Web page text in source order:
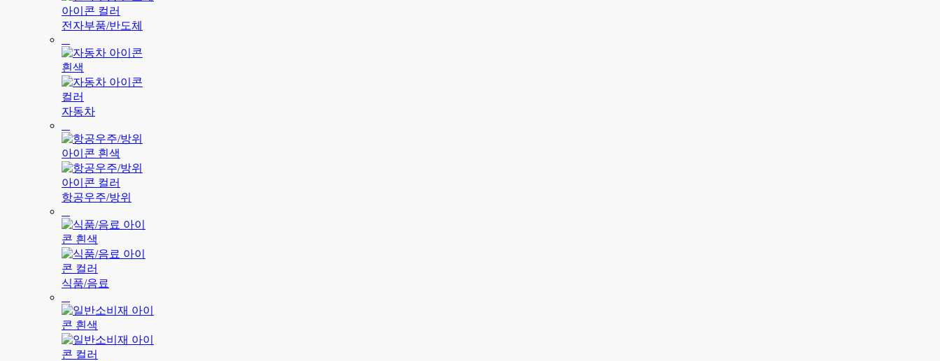
전자부품/반도체
자동차
항공우주/방위
식품/음료